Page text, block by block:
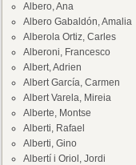
Albero, Ana
Albero Gabaldón, Amalia
Alberola Ortiz, Carles
Alberoni, Francesco
Albert, Adrien
Albert García, Carmen
Albert Varela, Mireia
Alberte, Montse
Alberti, Rafael
Alberti, Gino
Albertí i Oriol, Jordi